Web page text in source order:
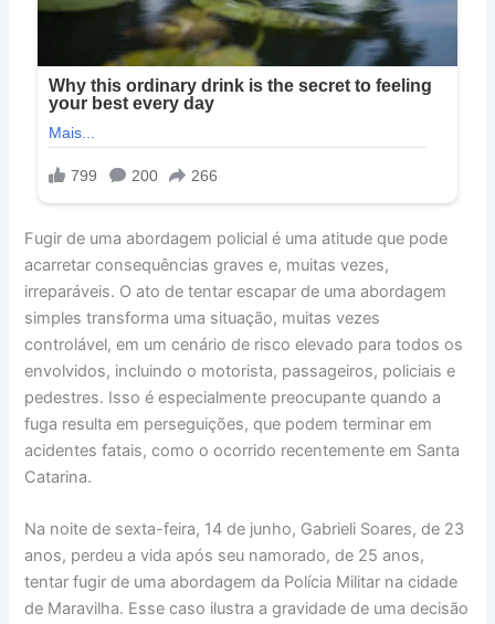
Fugir de uma abordagem policial é uma atitude que pode
acarretar consequências graves e, muitas vezes,
irreparáveis. O ato de tentar escapar de uma abordagem
simples transforma uma situação, muitas vezes
controlável, em um cenário de risco elevado para todos os
envolvidos, incluindo o motorista, passageiros, policiais e
pedestres. Isso é especialmente preocupante quando a
fuga resulta em perseguições, que podem terminar em
acidentes fatais, como o ocorrido recentemente em Santa
Catarina.
Na noite de sexta-feira, 14 de junho, Gabrieli Soares, de 23
anos, perdeu a vida após seu namorado, de 25 anos,
tentar fugir de uma abordagem da Polícia Militar na cidade
de Maravilha. Esse caso ilustra a gravidade de uma decisão